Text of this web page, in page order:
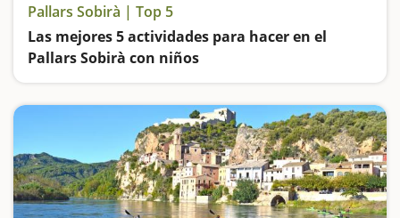
Pallars Sobirà | Top 5
Las mejores 5 actividades para hacer en el
Pallars Sobirà con niños